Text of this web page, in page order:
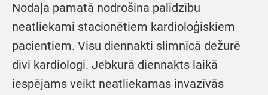
Nodaļa pamatā nodrošina palīdzību
neatliekami stacionētiem kardioloģiskiem
pacientiem. Visu diennakti slimnīcā dežurē
divi kardiologi. Jebkurā diennakts laikā
iespējams veikt neatliekamas invazīvās